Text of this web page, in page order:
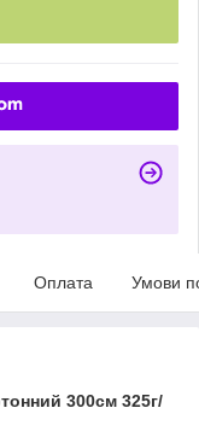
Оплата Умови
300см 325г/